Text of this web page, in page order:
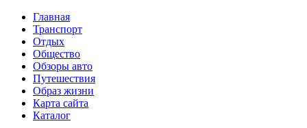
Главная
Транспорт
Отдых
Общество
Обзоры авто
Путешествия
Образ жизни
Карта сайта
Каталог